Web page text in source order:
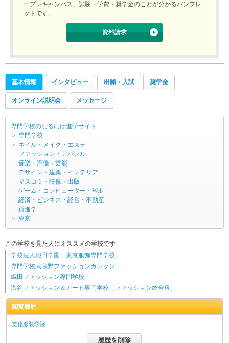
ープンキャンパス、試験・学費・奨学金のことが分かるパンフレ
ットです。
資料請求
基本情報 インタビュー 出願・入試 奨学金
オンライン説明会 メッセージ
専門学校のなるには進学サイト
＞ 専門学校
＞ ネイル・メイク・エステ
ファッション・アパレル
音楽・声優・芸能
デザイン・建築・インテリア
マスコミ・映像・出版
ゲーム・コンピューター・Web
経済・ビジネス・経営・不動産
再進学
＞ 東京
この学校を見た人にオススメの学校です
学校法人池田学園 東京服飾専門学校
専門学校武蔵野ファッションカレッジ
織田ファッション専門学校
渋谷ファッション＆アート専門学校［ファッション総合科］
閲覧履歴
文化服装学院